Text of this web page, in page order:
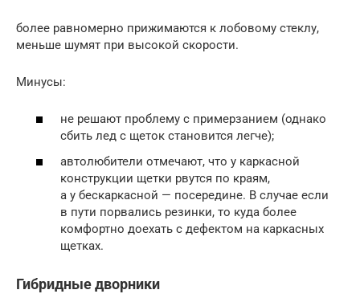
более равномерно прижимаются к лобовому стеклу,
меньше шумят при высокой скорости.
Минусы:
не решают проблему с примерзанием (однако
сбить лед с щеток становится легче);
автолюбители отмечают, что у каркасной
конструкции щетки рвутся по краям,
а у бескаркасной — посередине. В случае если
в пути порвались резинки, то куда более
комфортно доехать с дефектом на каркасных
щетках.
Гибридные дворники